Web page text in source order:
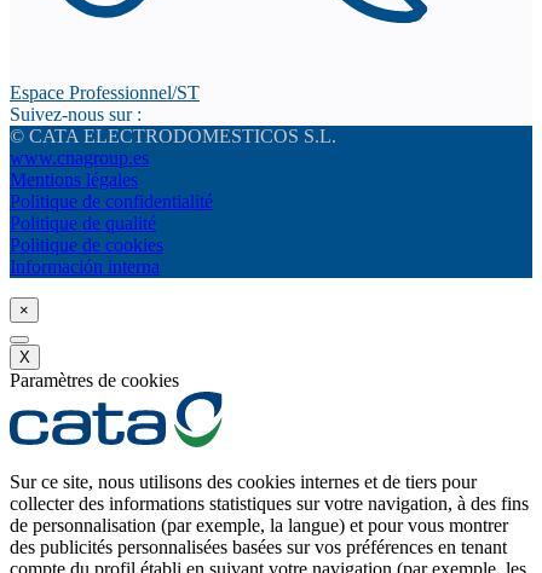
Espace Professionnel/ST
Suivez-nous sur :
© CATA ELECTRODOMESTICOS S.L.
www.cnagroup.es
Mentions légales
Politique de confidentialité
Politique de qualité
Politique de cookies
Información interna
×
X
Paramètres de cookies
Sur ce site, nous utilisons des cookies internes et de tiers pour
collecter des informations statistiques sur votre navigation, à des fins
de personnalisation (par exemple, la langue) et pour vous montrer
des publicités personnalisées basées sur vos préférences en tenant